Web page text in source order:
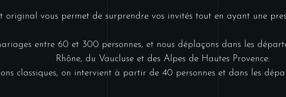
original vous permet de surprendre vos invités tout en ayant une
entre 60 et 300 personnes, et nous déplaçons dans les
Rhône, du Vaucluse et des Alpes de Hautes Provence.
classiques, on intervient à partir de 40 personnes et dans les